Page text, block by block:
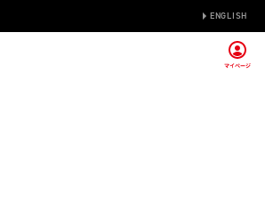
ENGLISH